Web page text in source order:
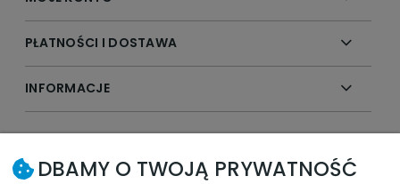
PŁATNOŚCI I DOSTAWA
INFORMACJE
DBAMY O TWOJĄ PRYWATNOŚĆ